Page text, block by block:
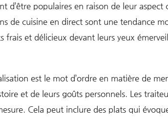
d’être populaires en raison de leur
de cuisine en direct sont une tendance
frais et délicieux devant leurs yeux
est le mot d’ordre en matière de
et de leurs goûts personnels. Les
Cela peut inclure des plats qui